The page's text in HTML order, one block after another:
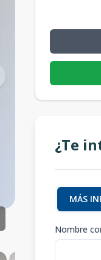
¿Te
MÁS
Nombre